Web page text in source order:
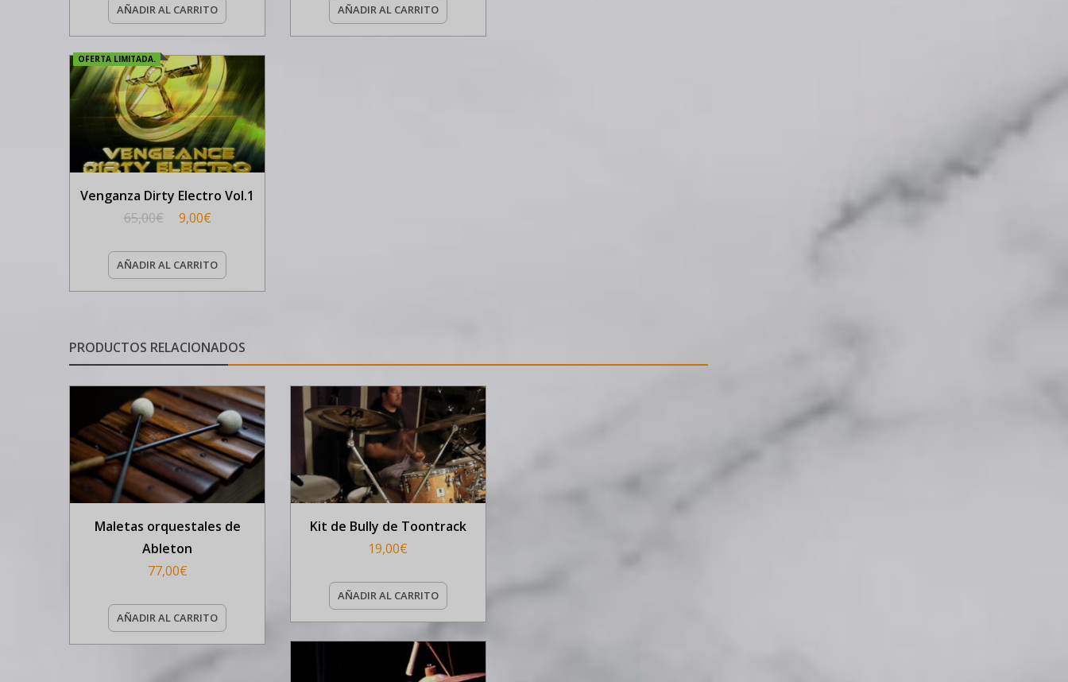
AÑADIR AL CARRITO AÑADIR AL CARRITO
OFERTA LIMITADA.
Venganza Dirty Electro Vol.1
65,00€ 9,00€
AÑADIR AL CARRITO
PRODUCTOS RELACIONADOS
Maletas orquestales de
Ableton
77,00€
AÑADIR AL CARRITO
Kit de Bully de Toontrack
19,00€
AÑADIR AL CARRITO